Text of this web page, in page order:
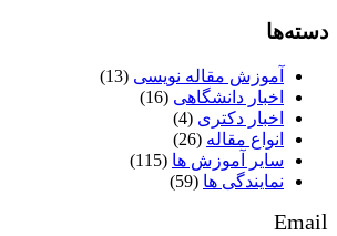
دسته‌ها
آموزش مقاله نویسی (13)
اخبار دانشگاهی (16)
اخبار دکتری (4)
انواع مقاله (26)
سایر آموزش ها (115)
نمایندگی ها (59)
Email